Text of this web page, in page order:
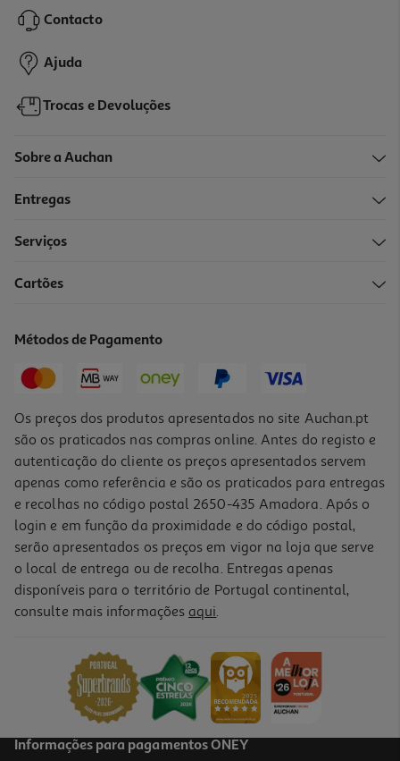
Contacto
Ajuda
Trocas e Devoluções
Sobre a Auchan
Entregas
Serviços
Cartões
Métodos de Pagamento
Os preços dos produtos apresentados no site Auchan.pt
são os praticados nas compras online. Antes do registo e
autenticação do cliente os preços apresentados servem
apenas como referência e são os praticados para entregas
e recolhas no código postal 2650-435 Amadora. Após o
login e em função da proximidade e do código postal,
serão apresentados os preços em vigor na loja que serve
o local de entrega ou de recolha. Entregas apenas
disponíveis para o território de Portugal continental,
consulte mais informações aqui.
Informações para pagamentos ONEY